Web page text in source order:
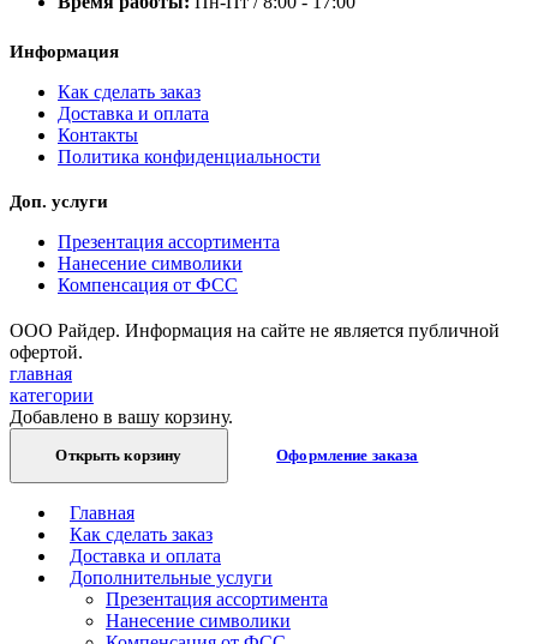
Информация
Как сделать заказ
Доставка и оплата
Контакты
Политика конфиденциальности
Доп. услуги
Презентация ассортимента
Нанесение символики
Компенсация от ФСС
ООО Райдер. Информация на сайте не является публичной
офертой.
главная
категории
Добавлено в вашу корзину.
Открыть корзину Оформление заказа
Главная
Как сделать заказ
Доставка и оплата
Дополнительные услуги
Презентация ассортимента
Нанесение символики